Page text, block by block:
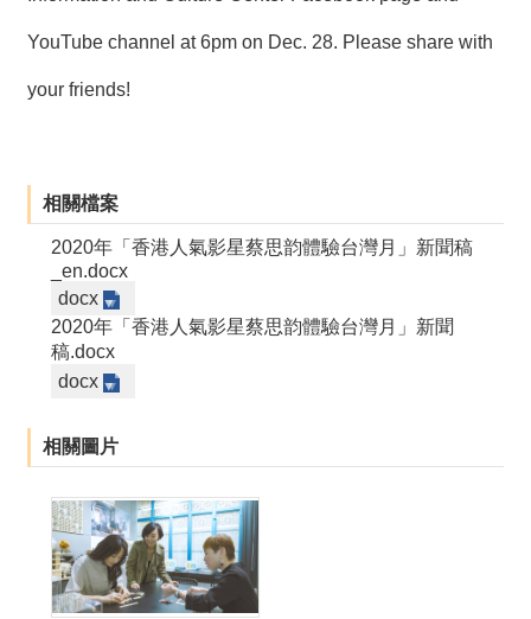
YouTube channel at 6pm on Dec. 28. Please share with
your friends!
相關檔案
2020年「香港人氣影星蔡思韵體驗台灣月」新聞稿
_en.docx
docx
2020年「香港人氣影星蔡思韵體驗台灣月」新聞
稿.docx
docx
相關圖片